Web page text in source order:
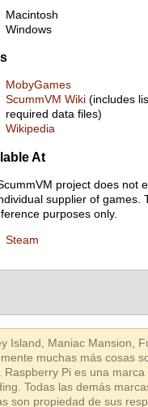
Macintosh
Windows
MobyGames
ScummVM Wiki(includes
required data files)
Wikipedia
At
project does not
supplier of games.
purposes only.
Steam
Island, Maniac Mansion,
muchas más cosas
. Raspberry Pi es una
Todas las demás
son propiedad de sus